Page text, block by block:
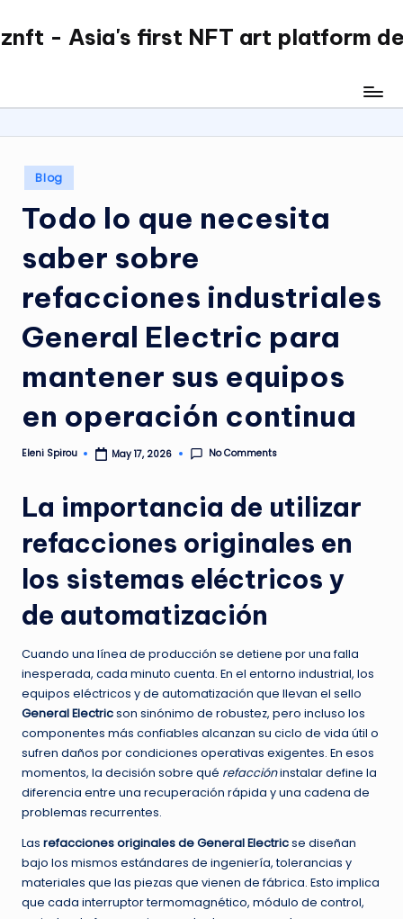
Skip
- Asia's first NFT art platform
Posted
in
Blog
Todo lo que necesita
saber sobre
refacciones industriales
General Electric para
mantener sus equipos
en operación continua
Posted
Eleni Spirou May 17, 2026 No Comments
La importancia de utilizar
refacciones originales en
los sistemas eléctricos y
de automatización
Cuando una línea de producción se detiene por una falla
inesperada, cada minuto cuenta. En el entorno industrial, los
equipos eléctricos y de automatización que llevan el sello
General Electricson sinónimo de robustez, pero incluso los
componentes más confiables alcanzan su ciclo de vida útil o
sufren daños por condiciones operativas exigentes. En esos
momentos, la decisión sobre qué refaccióninstalar define la
diferencia entre una recuperación rápida y una cadena de
problemas recurrentes.
Las refacciones originales de General Electricse diseñan
bajo los mismos estándares de ingeniería, tolerancias y
materiales que las piezas que vienen de fábrica. Esto implica
que cada interruptor termomagnético, módulo de control,